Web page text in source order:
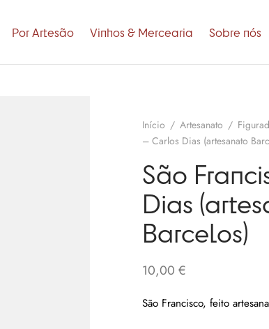
Por Artesão Vinhos & Mercearia Sobre nós
Início / Artesanato /
– Carlos Dias (artesanato
São
Dias
Barcelos)
10,00 €
São Francisco, feito